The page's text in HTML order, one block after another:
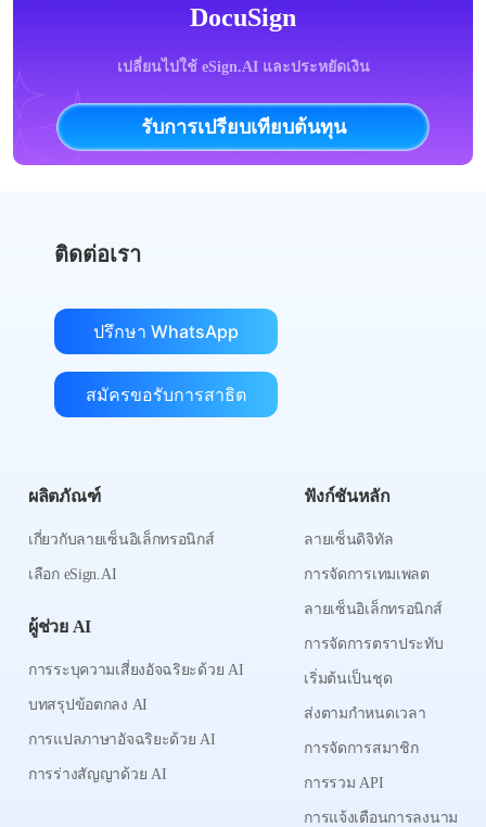
DocuSign
เปลี่ยนไปใช้ eSign.AI และประหยัดเงิน
รับการเปรียบเทียบต้นทุน
ติดต่อเรา
ปรึกษา WhatsApp
สมัครขอรับการสาธิต
ผลิตภัณฑ์
เกี่ยวกับลายเซ็นอิเล็กทรอนิกส์
เลือก eSign.AI
ผู้ช่วย AI
การระบุความเสี่ยงอัจฉริยะด้วย AI
บทสรุปข้อตกลง AI
การแปลภาษาอัจฉริยะด้วย AI
การร่างสัญญาด้วย AI
ฟังก์ชันหลัก
ลายเซ็นดิจิทัล
การจัดการเทมเพลต
ลายเซ็นอิเล็กทรอนิกส์
การจัดการตราประทับ
เริ่มต้นเป็นชุด
ส่งตามกำหนดเวลา
การจัดการสมาชิก
การรวม API
การแจ้งเตือนการลงนาม